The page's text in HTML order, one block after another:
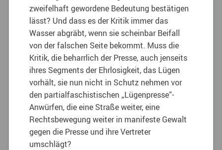
zweifelhaft gewordene Bedeutung bestätigen
lässt? Und dass es der Kritik immer das
Wasser abgräbt, wenn sie scheinbar Beifall
von der falschen Seite bekommt. Muss die
Kritik, die beharrlich der Presse, auch jenseits
ihres Segments der Ehrlosigkeit, das Lügen
vorhält, sie nun nicht in Schutz nehmen vor
den partialfaschistischen „Lügenpresse“-
Anwürfen, die eine Straße weiter, eine
Rechtsbewegung weiter in manifeste Gewalt
gegen die Presse und ihre Vertreter
umschlägt?